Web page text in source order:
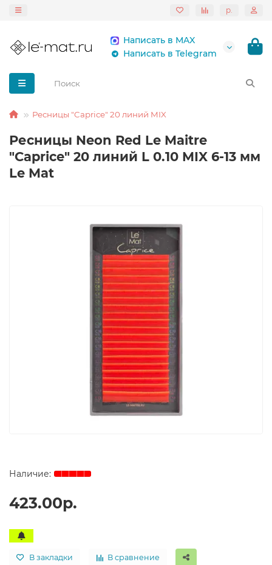
р.
Написать в MAX
Написать в Telegram
Ресницы "Caprice" 20 линий MIX
Ресницы Neon Red Le Maitre
"Caprice" 20 линий L 0.10 MIX 6-13 мм
Le Mat
423.00р.
В закладки В сравнение